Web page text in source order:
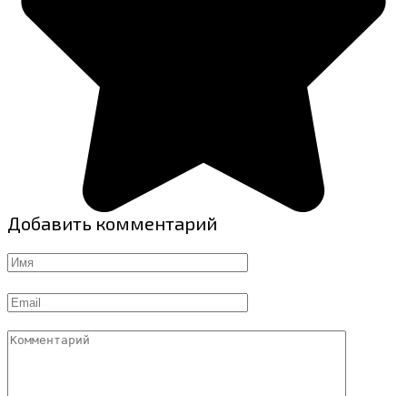
Добавить комментарий
Имя
Email
Комментарий